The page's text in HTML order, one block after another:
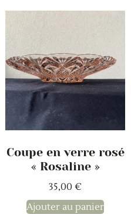
Coupe en verre rosé
« Rosaline »
35,00 €
Ajouter au panier